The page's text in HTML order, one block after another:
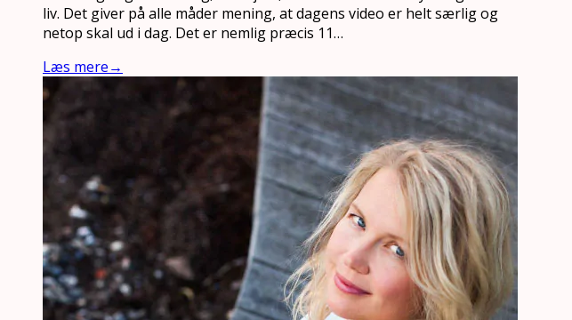
liv. Det giver på alle måder mening, at dagens video er helt særlig og
netop skal ud i dag. Det er nemlig præcis 11…
Læs mere→